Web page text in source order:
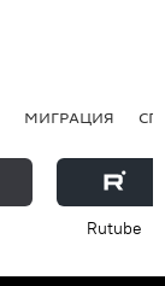
МИГРАЦИЯ
Rutube